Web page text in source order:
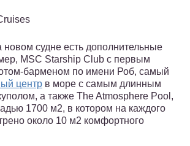
новом судне есть дополнительные
MSC Starship Club с первым
барменом по имени Роб, самый
центр в море с самым длинным
а также The Atmosphere Pool,
1700 м2, в котором на каждого
около 10 м2 комфортного